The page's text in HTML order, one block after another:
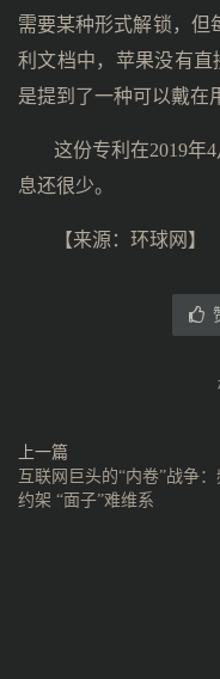
需要某种形式解锁，但
利文档中，苹果没有直
是提到了一种可以戴在
这份专利在2019年
息还很少。
【来源：环球网】
上一篇
互联网巨头的“内卷”战争：
约架 “面子”难维系